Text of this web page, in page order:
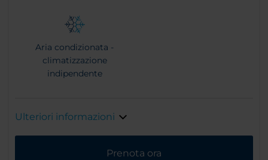
Aria condizionata -
climatizzazione
indipendente
Ulteriori informazioni
Prenota ora